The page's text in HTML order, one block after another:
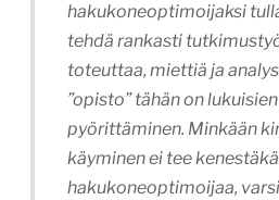
hakukoneoptimoijaksi
tehdä rankasti
toteuttaa, miettiä ja
”opisto” tähän on
pyörittäminen. Minkään
käyminen ei tee
hakukoneoptimoijaa,